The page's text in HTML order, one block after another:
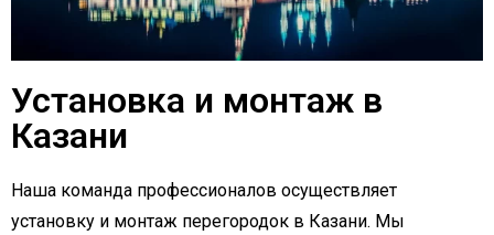
Установка и монтаж в
Казани
Наша команда профессионалов осуществляет
установку и монтаж перегородок в Казани. Мы